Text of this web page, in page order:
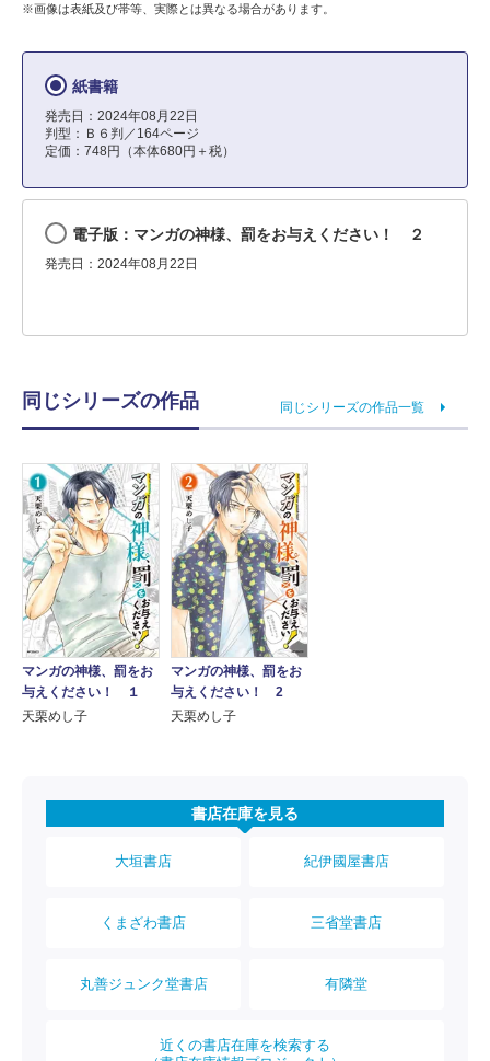
※画像は表紙及び帯等、実際とは異なる場合があります。
紙書籍
発売日：2024年08月22日
判型：Ｂ６判／164ページ
定価：748円（本体680円＋税）
電子版：マンガの神様、罰をお与えください！ ２
発売日：2024年08月22日
同じシリーズの作品 同じシリーズの作品一覧
マンガの神様、罰をお
与えください！ １
天栗めし子
マンガの神様、罰をお
与えください！ 2
天栗めし子
書店在庫を見る
大垣書店 紀伊國屋書店
くまざわ書店 三省堂書店
丸善ジュンク堂書店 有隣堂
近くの書店在庫を検索する